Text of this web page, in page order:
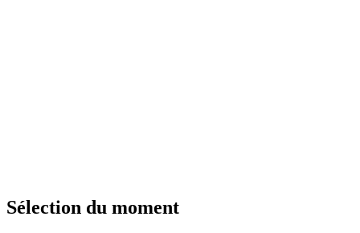
Sélection du moment